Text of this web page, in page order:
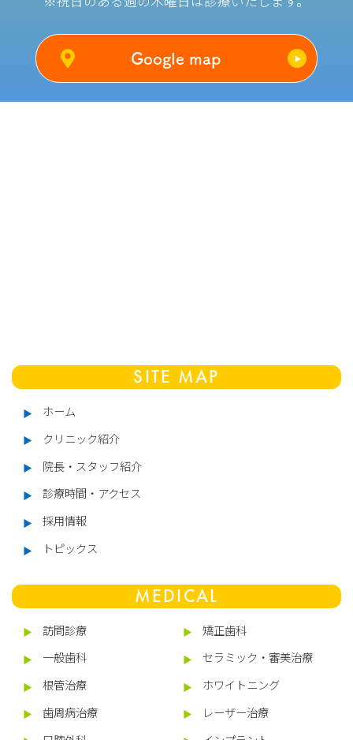
さない場合があります。
・歯周病の発生リスクが高いとされる糖
場合は、さらに治療期間がかかります。
・上顎にインプラントを埋入する際に上
顎洞を破る可能性があります。
ラントを除去し、耳鼻咽喉科で治療を受
けていただくことがあります。
血などが発生する場合がありますが、大
体2～3日で治まります。
・口腔内の衛生状態が悪いかた、歯ぎし
り、くいしばりの強いかたはインプラン
ト周囲炎を引き起こす可能性がありま
Google map
SITE MAP
ホーム
クリニック紹介
院長・スタッフ紹介
診療時間・アクセス
採用情報
トピックス
MEDICAL
訪問診療
一般歯科
根管治療
歯周病治療
矯正歯科
セラミック・審美治療
ホワイトニング
レーザー治療